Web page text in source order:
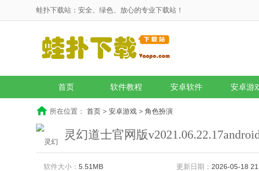
蛙扑下载站：安全、绿色、放心的专业下载站！
首页 软件教程 安卓软件 安卓游
所在位置： 首页 > 安卓游戏 > 角色扮演
灵幻道士官网版
软件大小： 5.51MB 更新日期： 2026-05-18